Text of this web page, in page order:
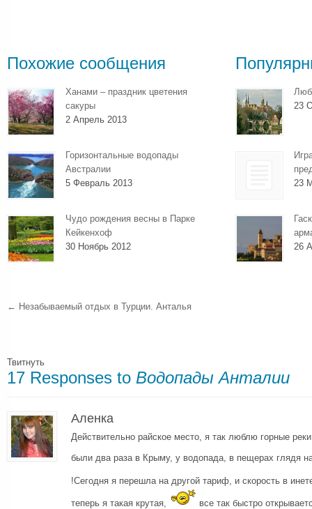
Похожие сообщения
Ханами – праздник цветения
сакуры
2 Апрель 2013
Горизонтальные водопады
Австралии
5 Февраль 2013
Чудо рождения весны в Парке
Кейкенхоф
30 Ноябрь 2012
23
23
26
← Незабываемый отдых в Турции. Анталья
Твитнуть
17 Responses to Водопады Анталии
Аленка
Действительно райское место, я так люблю горные
были два раза в Крыму, у водопада, в пещерах глядя
!Сегодня я перешла на другой тариф, и скорость в
теперь я такая крутая,
все так быстро